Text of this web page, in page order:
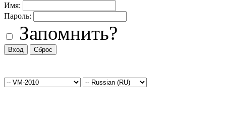
Имя:
Пароль:
Запомнить?